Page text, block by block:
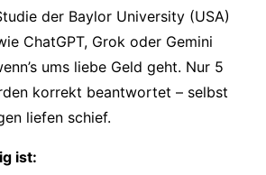
der Baylor University (USA)
ChatGPT, Grok oder Gemini
ums liebe Geld geht. Nur 5
korrekt beantwortet – selbst
liefen schief.
ist: